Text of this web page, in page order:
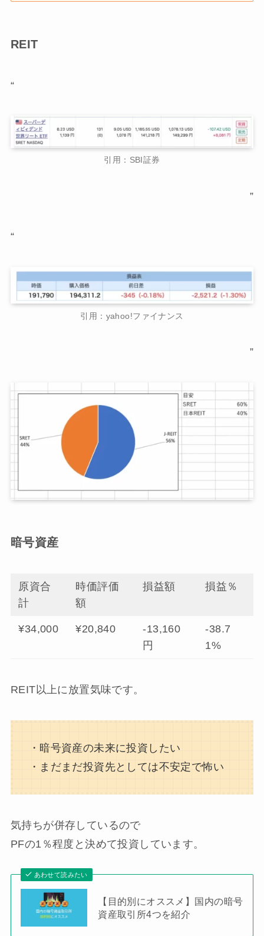
REIT
“
引用：SBI証券
”
“
引用：yahoo!ファイナンス
”
暗号資産
原資合
計
時価評価
額
損益額 損益％
¥34,000 ¥20,840
-13,160
円
-38.7
1%
REIT以上に放置気味です。
・暗号資産の未来に投資したい
・まだまだ投資先としては不安定で怖い
気持ちが併存しているので
PFの1％程度と決めて投資しています。
あわせて読みたい
【目的別にオススメ】国内の暗号
資産取引所4つを紹介